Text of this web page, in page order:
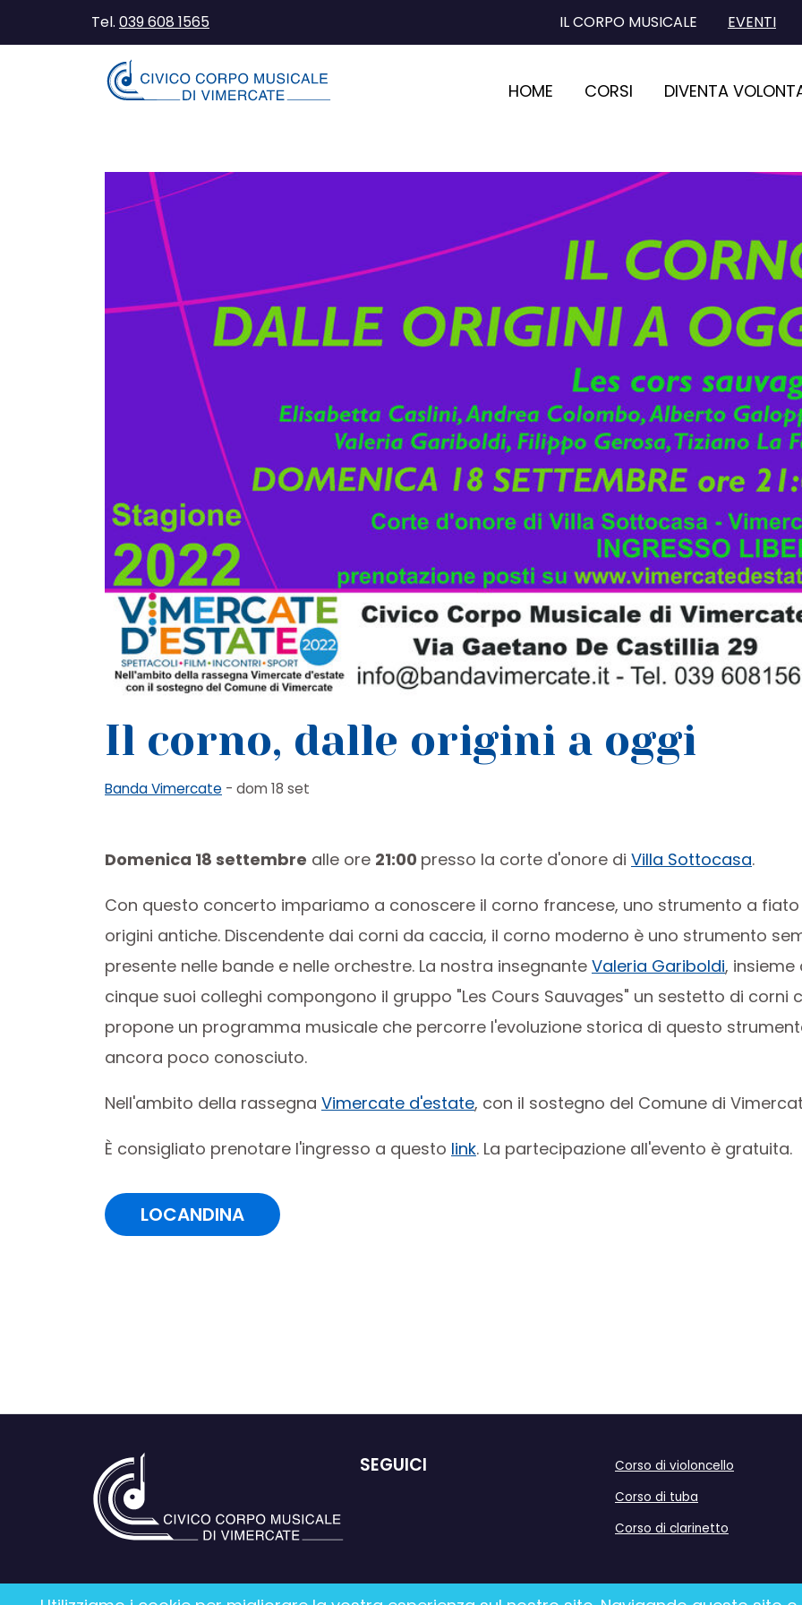
Tel. 039 608 1565 IL CORPO MUSICALE EVENTI
HOME CORSI DIVENTA
Il corno, dalle origini a oggi
Banda Vimercate - dom 18 set
Domenica 18 settembre alle ore 21:00 presso la corte d'onore di Villa Sottocasa.
Con questo concerto impariamo a conoscere il corno francese, uno strumento a fiato
origini antiche. Discendente dai corni da caccia, il corno moderno è uno strumento
presente nelle bande e nelle orchestre. La nostra insegnante Valeria Gariboldi, insieme
cinque suoi colleghi compongono il gruppo "Les Cours Sauvages" un sestetto di corni
propone un programma musicale che percorre l'evoluzione storica di questo
ancora poco conosciuto.
Nell'ambito della rassegna Vimercate d'estate, con il sostegno del Comune di
È consigliato prenotare l'ingresso a questo link. La partecipazione all'evento è gratuita.
LOCANDINA
SEGUICI
Corso di violoncello
Corso di tuba
Corso di clarinetto